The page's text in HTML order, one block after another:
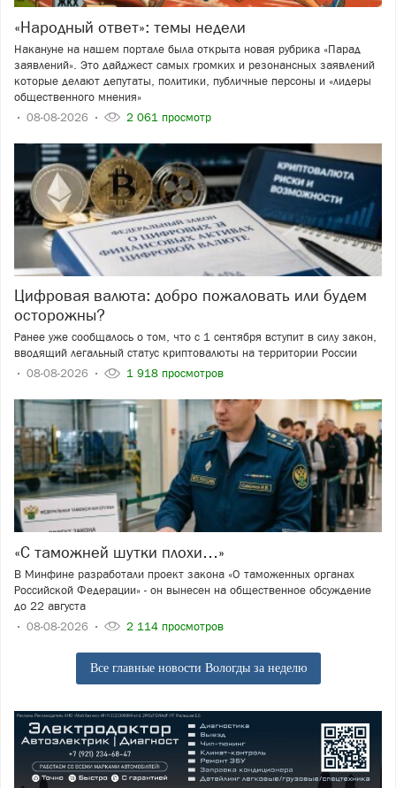
«Народный ответ»: темы недели
Накануне на нашем портале была открыта новая рубрика «Парад
заявлений». Это дайджест самых громких и резонансных заявлений
которые делают депутаты, политики, публичные персоны и «лидеры
общественного мнения»
08-08-2026
2 061 просмотр
Цифровая валюта: добро пожаловать или будем
осторожны?
Ранее уже сообщалось о том, что с 1 сентября вступит в силу закон,
вводящий легальный статус криптовалюты на территории России
08-08-2026
1 918 просмотров
«С таможней шутки плохи…»
В Минфине разработали проект закона «О таможенных органах
Российской Федерации» - он вынесен на общественное обсуждение
до 22 августа
08-08-2026
2 114 просмотров
Все главные новости Вологды за неделю